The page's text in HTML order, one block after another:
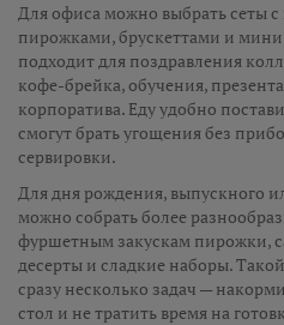
Для офиса можно выбрать сеты
пирожками, брускеттами и
подходит для поздравления
кофе-брейка, обучения,
корпоратива. Еду удобно
смогут брать угощения без
сервировки.
Для дня рождения, выпускного
можно собрать более
фуршетным закускам пирожки,
десерты и сладкие наборы.
сразу несколько задач —
стол и не тратить время на